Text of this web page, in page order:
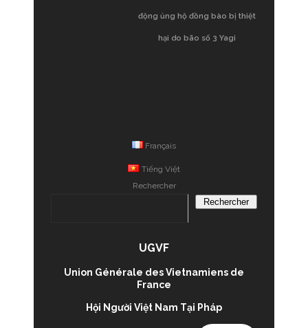
động ủng hộ đồng bào bị thiệt
hại do bão số 3 Yagi
Français
Tiếng Việt
Rechercher
Rechercher
UGVF
Union Générale des Vietnamiens de
France
Hội Người Việt Nam Tại Pháp